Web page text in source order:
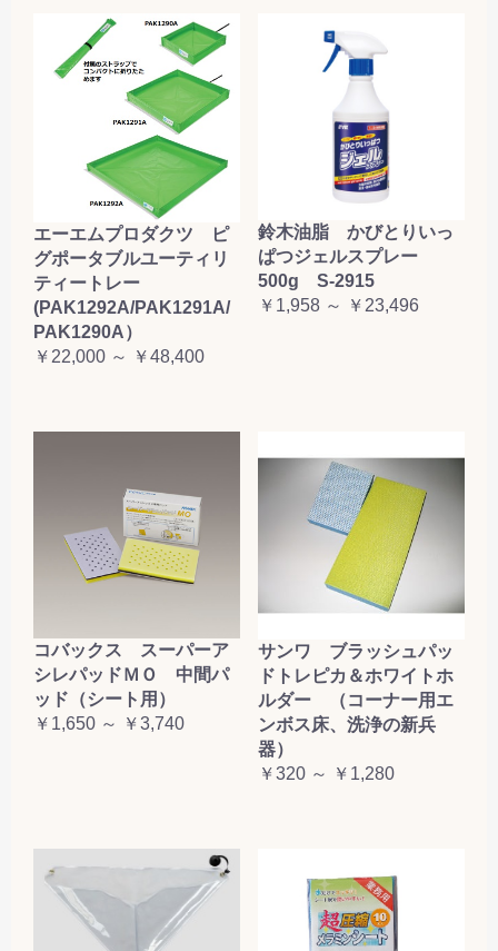
エーエムプロダクツ ピ
グポータブルユーティリ
ティートレー
(PAK1292A/PAK1291A/
PAK1290A）
￥22,000 ～ ￥48,400
鈴木油脂 かびとりいっ
ぱつジェルスプレー
500g S-2915
￥1,958 ～ ￥23,496
コバックス スーパーア
シレパッドＭＯ 中間パ
ッド（シート用）
￥1,650 ～ ￥3,740
サンワ ブラッシュパッ
ドトレピカ＆ホワイトホ
ルダー （コーナー用エ
ンボス床、洗浄の新兵
器）
￥320 ～ ￥1,280